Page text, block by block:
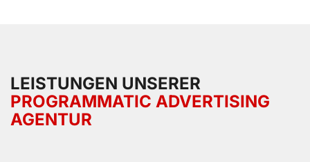
LEISTUNGEN UNSERER
PROGRAMMATIC ADVERTISING
AGENTUR